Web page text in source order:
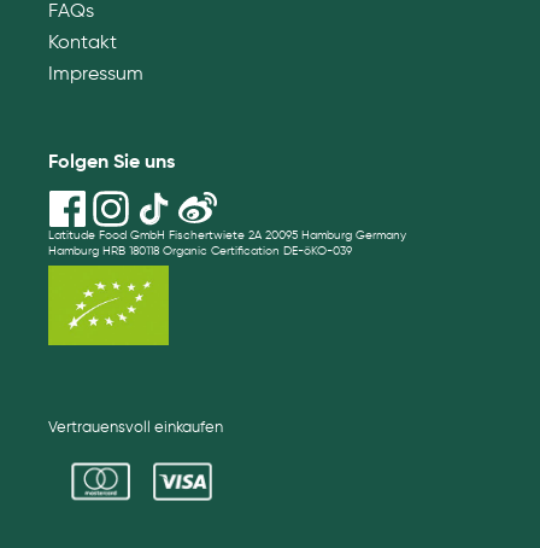
FAQs
Kontakt
Impressum
Folgen Sie uns
Latitude Food GmbH Fischertwiete 2A 20095 Hamburg Germany
Hamburg HRB 180118 Organic Certification DE-öKO-039
Vertrauensvoll einkaufen